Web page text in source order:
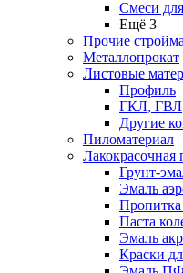
Смеси
Ещё 3
Прочие
Металлопрокат
Листовые
Профиль
ГКЛ, ГВЛ
Другие
Пиломатериал
Лакокрасочная
Грунт-
Эмаль
Пропитка
Паста
Эмаль
Краски